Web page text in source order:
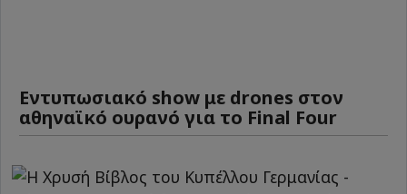
Εντυπωσιακό show με drones στον
αθηναϊκό ουρανό για το Final Four